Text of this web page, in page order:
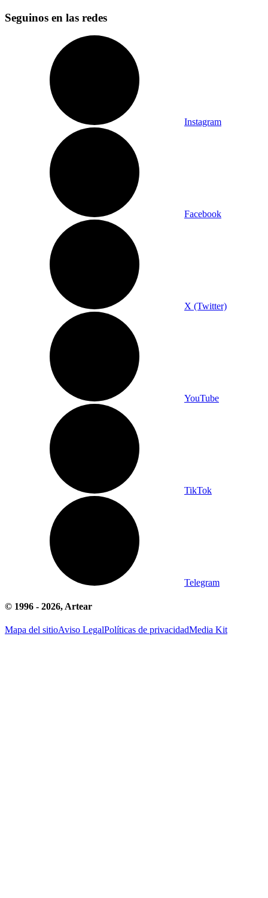
Seguinos en las redes
Instagram
Facebook
X (Twitter)
YouTube
TikTok
Telegram
© 1996 - 2026, Artear
Mapa del sitioAviso LegalPolíticas de privacidadMedia Kit